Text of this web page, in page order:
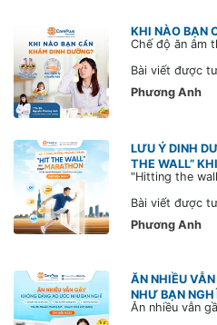
KHI NÀO BẠN
Bài viết được
Phương Anh
LƯU Ý DINH
THE WALL”
Bài viết được
Phương Anh
ĂN NHIỀU
NHƯ BẠN